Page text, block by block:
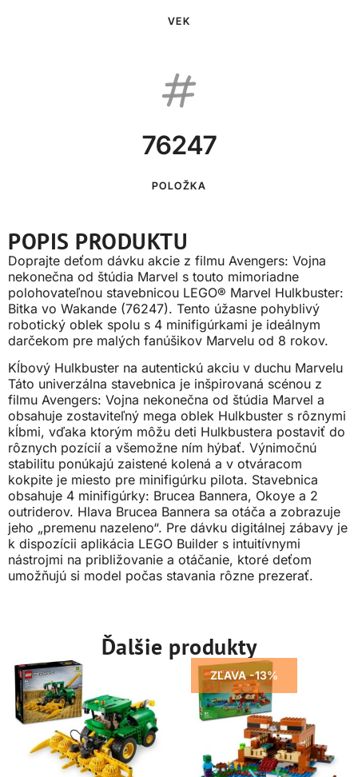
VEK
76247
POLOŽKA
POPIS PRODUKTU
Doprajte deťom dávku akcie z filmu Avengers: Vojna
nekonečna od štúdia Marvel s touto mimoriadne
polohovateľnou stavebnicou LEGO® Marvel Hulkbuster:
Bitka vo Wakande (76247). Tento úžasne pohyblivý
robotický oblek spolu s 4 minifigúrkami je ideálnym
darčekom pre malých fanúšikov Marvelu od 8 rokov.
Kĺbový Hulkbuster na autentickú akciu v duchu Marvelu
Táto univerzálna stavebnica je inšpirovaná scénou z
filmu Avengers: Vojna nekonečna od štúdia Marvel a
obsahuje zostaviteľný mega oblek Hulkbuster s rôznymi
kĺbmi, vďaka ktorým môžu deti Hulkbustera postaviť do
rôznych pozícií a všemožne ním hýbať. Výnimočnú
stabilitu ponúkajú zaistené kolená a v otváracom
kokpite je miesto pre minifigúrku pilota. Stavebnica
obsahuje 4 minifigúrky: Brucea Bannera, Okoye a 2
outriderov. Hlava Brucea Bannera sa otáča a zobrazuje
jeho „premenu nazeleno“. Pre dávku digitálnej zábavy je
k dispozícii aplikácia LEGO Builder s intuitívnymi
nástrojmi na približovanie a otáčanie, ktoré deťom
umožňujú si model počas stavania rôzne prezerať.
Ďalšie produkty
ZĽAVA -13%